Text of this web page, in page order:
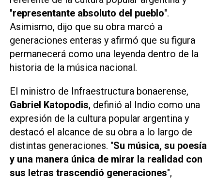
"representante absoluto del pueblo".
Asimismo, dijo que su obra marcó a
generaciones enteras y afirmó que su figura
permanecerá como una leyenda dentro de la
historia de la música nacional.
El ministro de Infraestructura bonaerense,
Gabriel Katopodis, definió al Indio como una
expresión de la cultura popular argentina y
destacó el alcance de su obra a lo largo de
distintas generaciones. "Su música, su poesía
y una manera única de mirar la realidad con
sus letras trascendió generaciones",